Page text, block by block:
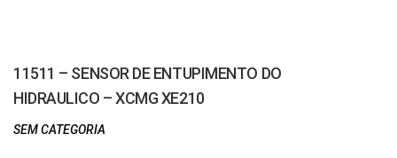
11511 – SENSOR DE ENTUPIMENTO DO
HIDRAULICO – XCMG XE210
SEM CATEGORIA